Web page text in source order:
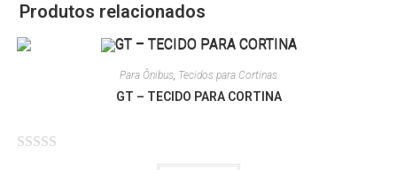
Produtos relacionados
Para Ônibus Tecidos para Cortinas
GT – TECIDO PARA CORTINA